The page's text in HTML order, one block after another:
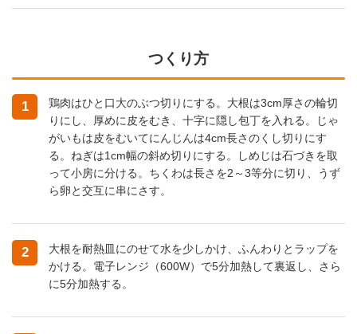
つくり方
1
鶏肉はひと口大のぶつ切りにする。大根は3cm厚さの輪切
りにし、厚めに皮をむき、十字に隠し包丁を入れる。じゃ
がいもは皮をむいてにんじんは4cm長さのくし切りにす
る。ねぎは1cm幅の斜め切りにする。しめじは石づきを取
って小房に分ける。ちくわは長さを2～3等分に切り、うず
ら卵と交互に串にさす。
2
大根を耐熱皿にのせて水を少しかけ、ふんわりとラップを
かける。電子レンジ（600W）で5分加熱して裏返し、さら
に5分加熱する。